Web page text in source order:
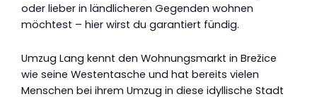
oder lieber in ländlicheren Gegenden wohnen
möchtest – hier wirst du garantiert fündig.
Umzug Lang kennt den Wohnungsmarkt in Brežice
wie seine Westentasche und hat bereits vielen
Menschen bei ihrem Umzug in diese idyllische Stadt